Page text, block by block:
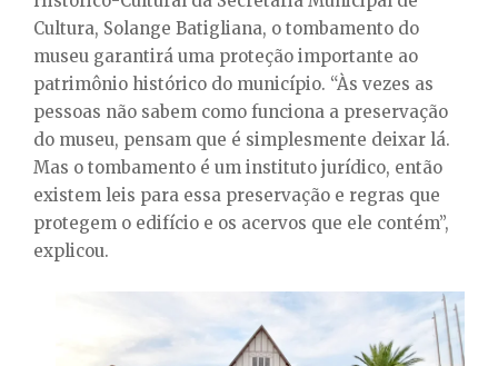
Cultura, Solange Batigliana, o tombamento do
museu garantirá uma proteção importante ao
patrimônio histórico do município. “Às vezes as
pessoas não sabem como funciona a preservação
do museu, pensam que é simplesmente deixar lá.
Mas o tombamento é um instituto jurídico, então
existem leis para essa preservação e regras que
protegem o edifício e os acervos que ele contém”,
explicou.